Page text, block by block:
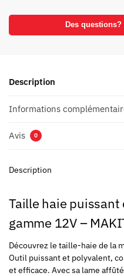
Des questions?
Description
Informations
Avis 0
Description
Taille haie
gamme 12V –
Découvrez le taille-haie de la
Outil puissant et polyvalent,
et efficace. Avec sa lame